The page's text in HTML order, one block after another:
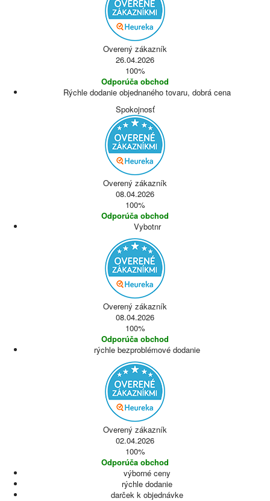
Overený zákazník
26.04.2026
100%
Odporúča obchod
Rýchle dodanie objednaného tovaru, dobrá cena
Spokojnosť
Overený zákazník
08.04.2026
100%
Odporúča obchod
Vybotnr
Overený zákazník
08.04.2026
100%
Odporúča obchod
rýchle bezproblémové dodanie
Overený zákazník
02.04.2026
100%
Odporúča obchod
výborné ceny
rýchle dodanie
darček k objednávke